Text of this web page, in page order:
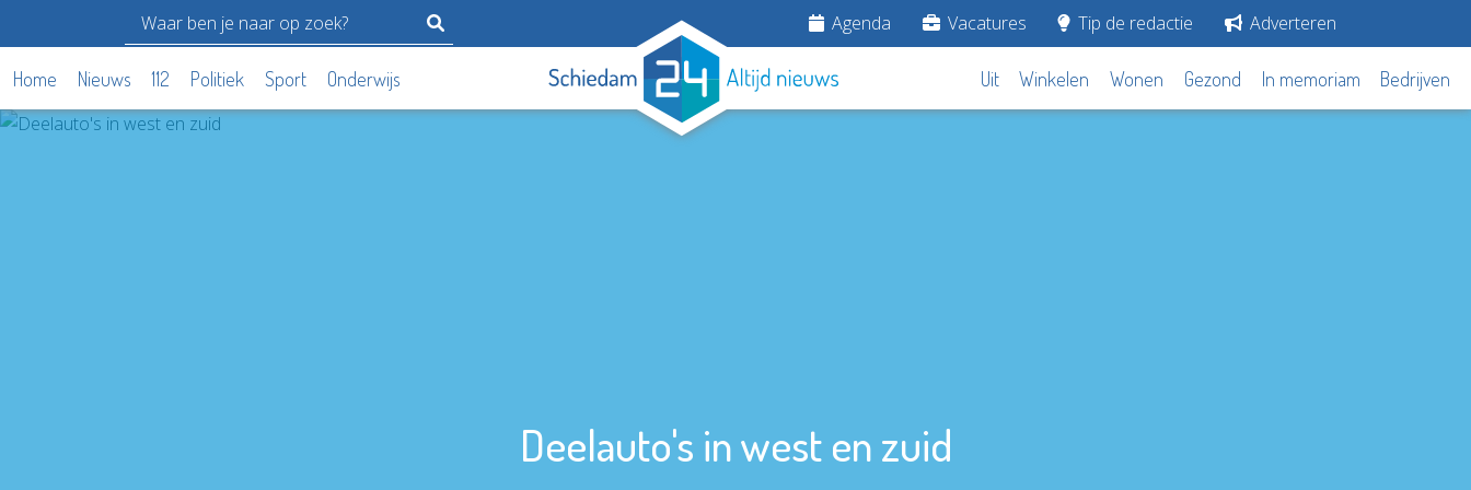
Agenda Vacatures Tip de redactie Adverteren
Home Nieuws 112 Politiek Sport Onderwijs Uit Winkelen Wonen Gezond In memoriam Bedrijven
Deelauto's in west en zuid